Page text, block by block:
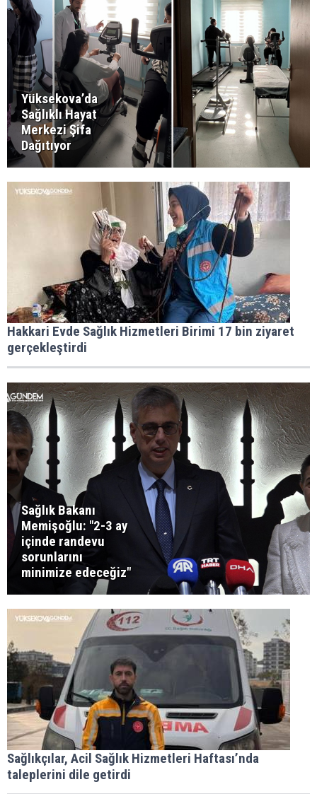
Yüksekova’da
Sağlıklı Hayat
Merkezi Şifa
Dağıtıyor
Hakkari Evde Sağlık Hizmetleri Birimi 17 bin ziyaret
gerçekleştirdi
Sağlık Bakanı
Memişoğlu: "2-3 ay
içinde randevu
sorunlarını
minimize edeceğiz"
Sağlıkçılar, Acil Sağlık Hizmetleri Haftası’nda
taleplerini dile getirdi